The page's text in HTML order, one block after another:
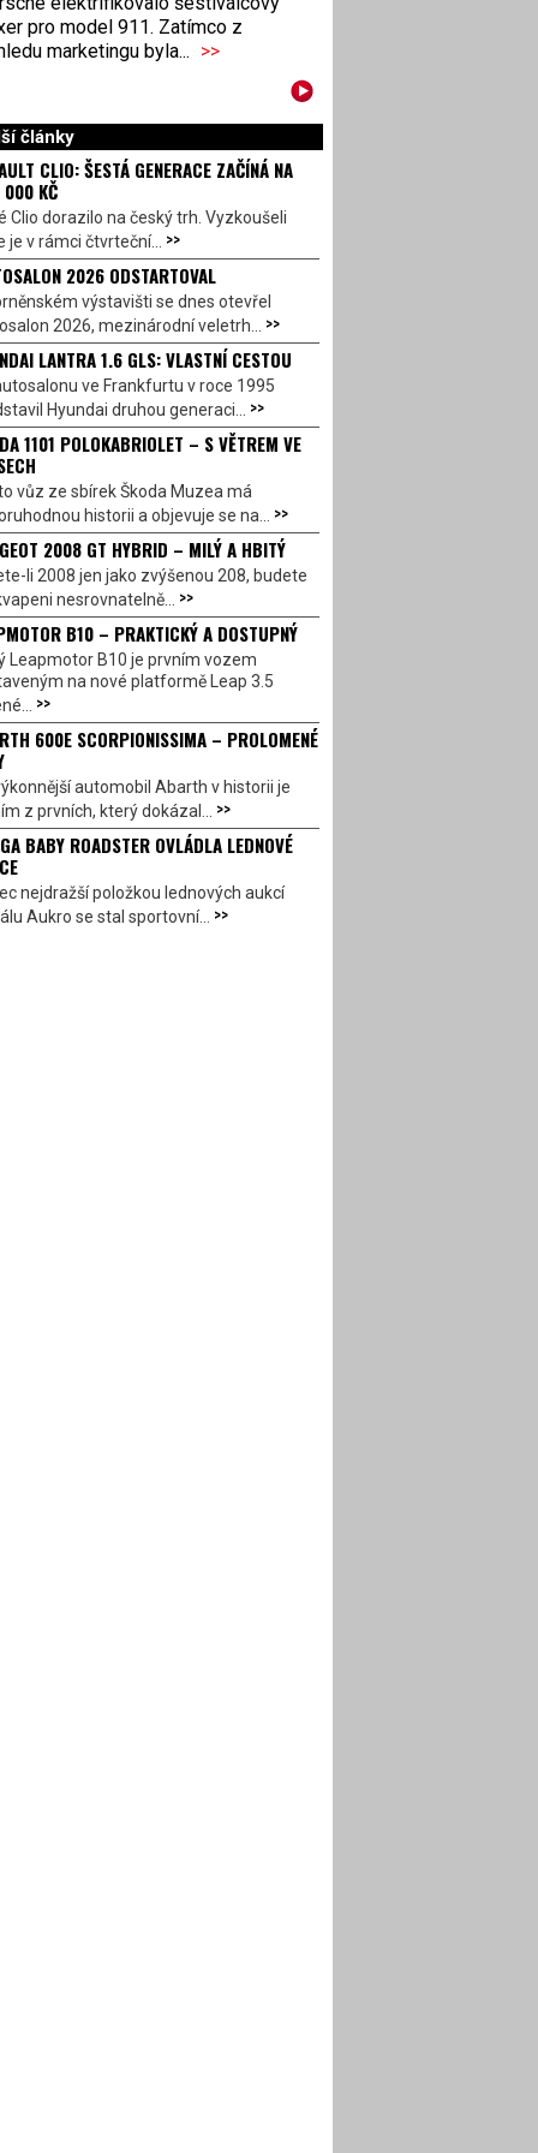
pro model 911. Zatímco z
marketingu byla... >>
články
CLIO: ŠESTÁ GENERACE ZAČÍNÁ NA
KČ
Clio dorazilo na český trh. Vyzkoušeli
je v rámci čtvrteční... >>
2026 ODSTARTOVAL
výstavišti se dnes otevřel
2026, mezinárodní veletrh... >>
LANTRA 1.6 GLS: VLASTNÍ CESTOU
ve Frankfurtu v roce 1995
Hyundai druhou generaci... >>
1101 POLOKABRIOLET – S VĚTREM VE
vůz ze sbírek Škoda Muzea má
historii a objevuje se na... >>
2008 GT HYBRID – MILÝ A HBITÝ
li 2008 jen jako zvýšenou 208, budete
nesrovnatelně... >>
B10 – PRAKTICKÝ A DOSTUPNÝ
Leapmotor B10 je prvním vozem
na nové platformě Leap 3.5
>>
600E SCORPIONISSIMA – PROLOMENÉ
automobil Abarth v historii je
z prvních, který dokázal... >>
BABY ROADSTER OVLÁDLA LEDNOVÉ
nejdražší položkou lednových aukcí
Aukro se stal sportovní... >>